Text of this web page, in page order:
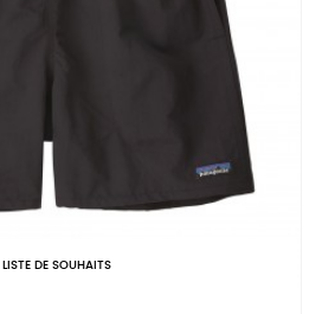
LISTE DE SOUHAITS